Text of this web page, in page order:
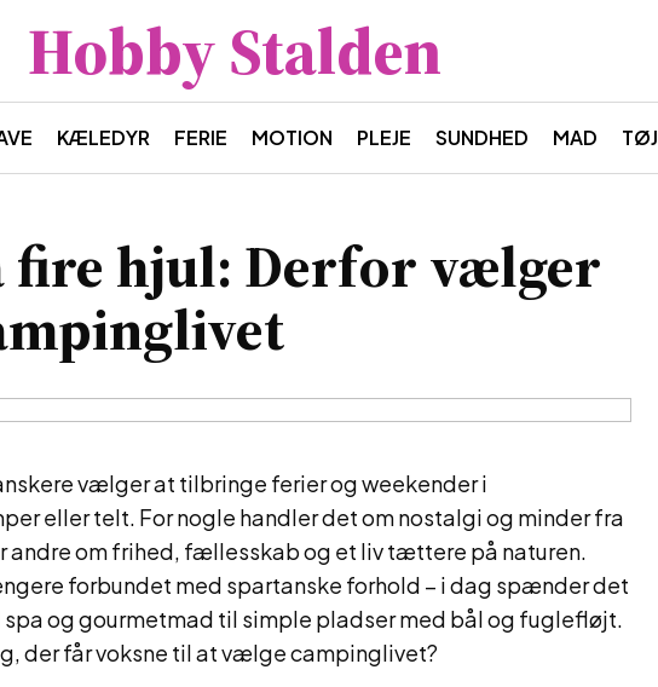
Hobby Stalden
KÆLEDYR FERIE MOTION PLEJE SUNDHED MAD TØJ
fire hjul: Derfor vælger
vælger at tilbringe ferier og weekender i
eller telt. For nogle handler det om nostalgi og minder fra
andre om frihed, fællesskab og et liv tættere på naturen.
forbundet med spartanske forhold – i dag spænder det
og gourmetmad til simple pladser med bål og fuglefløjt.
der får voksne til at vælge campinglivet?